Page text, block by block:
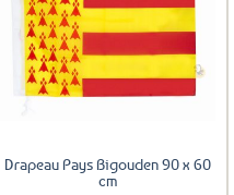
Ajouter
aux
favoris
Drapeau Pays Bigouden 90 x 60
cm